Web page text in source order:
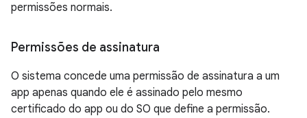
permissões normais.
Permissões de assinatura
O sistema concede uma permissão de assinatura a um
app apenas quando ele é assinado pelo mesmo
certificado do app ou do SO que define a permissão.